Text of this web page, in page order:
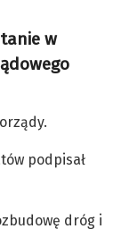
w
podpisał
dróg i